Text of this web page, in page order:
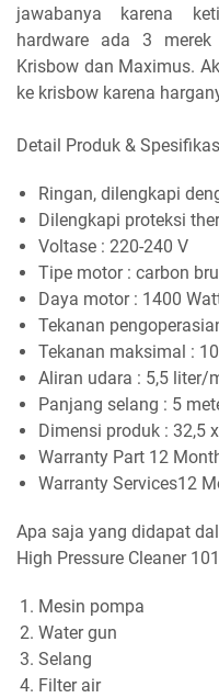
jawabanya karena
hardware ada 3
Krisbow dan Maximus.
ke krisbow karena
Detail Produk &
Ringan, dilengkapi
Dilengkapi proteksi
Voltase : 220-240 V
Tipe motor : carbon
Daya motor : 1400
Tekanan
Tekanan maksimal :
Aliran udara : 5,5 liter/
Panjang selang : 5
Dimensi produk : 32,5
Warranty Part 12
Warranty Services12
Apa saja yang didapat
High Pressure Cleaner
Mesin pompa
Water gun
Selang
Filter air